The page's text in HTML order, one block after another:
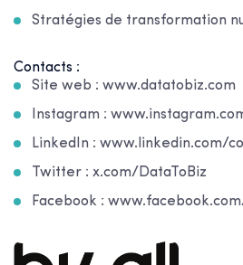
Stratégies de transformation
Contacts :
Site web : www.datatobiz.com
Instagram :
LinkedIn : www.linkedin.com/
Twitter : x.com/DataToBiz
Facebook :